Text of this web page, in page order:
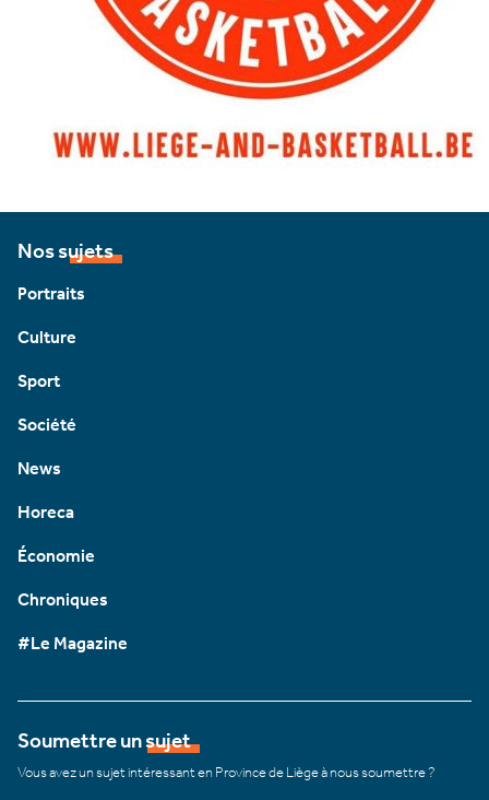
Nos sujets
Portraits
Culture
Sport
Société
News
Horeca
Économie
Chroniques
#Le Magazine
Soumettre un sujet
Vous avez un sujet intéressant en Province de Liège à nous soumettre ?